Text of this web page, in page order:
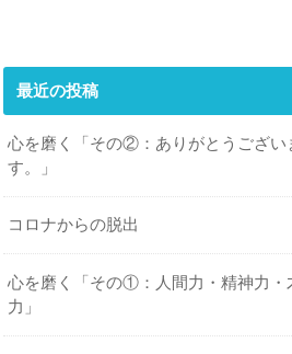
最近の投稿
心を磨く「その②：ありがとうござい
す。」
コロナからの脱出
心を磨く「その①：人間力・精神力・
力」